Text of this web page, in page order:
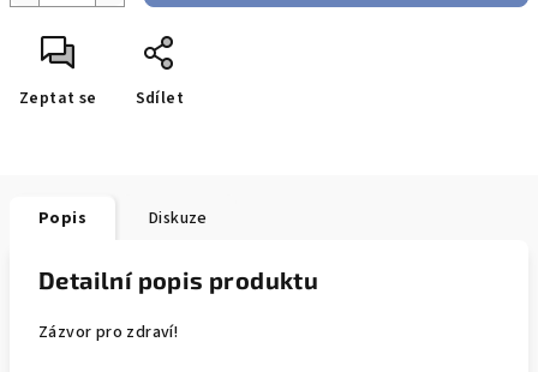
Zeptat se Sdílet
Popis Diskuze
Detailní popis produktu
Zázvor pro zdraví!